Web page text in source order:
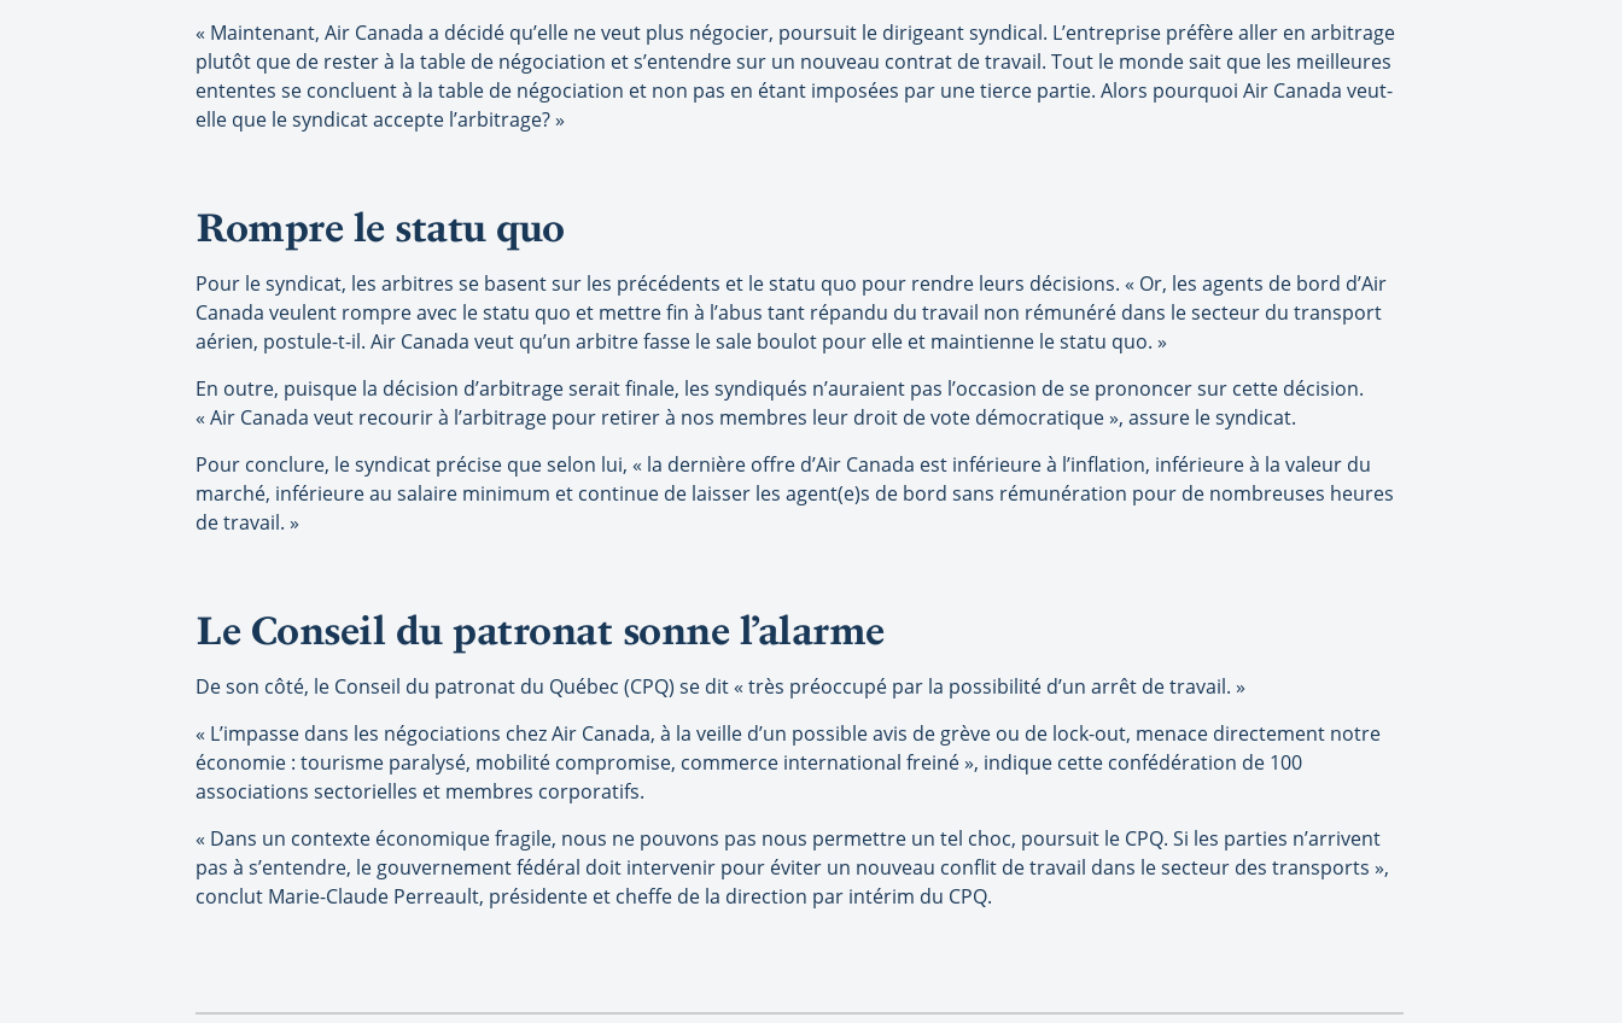
« Maintenant, Air Canada a décidé qu’elle ne veut plus négocier, poursuit le dirigeant syndical. L’entreprise préfère aller en arbitrage
plutôt que de rester à la table de négociation et s’entendre sur un nouveau contrat de travail. Tout le monde sait que les meilleures
ententes se concluent à la table de négociation et non pas en étant imposées par une tierce partie. Alors pourquoi Air Canada veut-
elle que le syndicat accepte l’arbitrage? »
Rompre le statu quo
Pour le syndicat, les arbitres se basent sur les précédents et le statu quo pour rendre leurs décisions. « Or, les agents de bord d’Air
Canada veulent rompre avec le statu quo et mettre fin à l’abus tant répandu du travail non rémunéré dans le secteur du transport
aérien, postule-t-il. Air Canada veut qu’un arbitre fasse le sale boulot pour elle et maintienne le statu quo. »
En outre, puisque la décision d’arbitrage serait finale, les syndiqués n’auraient pas l’occasion de se prononcer sur cette décision.
« Air Canada veut recourir à l’arbitrage pour retirer à nos membres leur droit de vote démocratique », assure le syndicat.
Pour conclure, le syndicat précise que selon lui, « la dernière offre d’Air Canada est inférieure à l’inflation, inférieure à la valeur du
marché, inférieure au salaire minimum et continue de laisser les agent(e)s de bord sans rémunération pour de nombreuses heures
de travail. »
Le Conseil du patronat sonne l’alarme
De son côté, le Conseil du patronat du Québec (CPQ) se dit « très préoccupé par la possibilité d’un arrêt de travail. »
« L’impasse dans les négociations chez Air Canada, à la veille d’un possible avis de grève ou de lock-out, menace directement notre
économie : tourisme paralysé, mobilité compromise, commerce international freiné », indique cette confédération de 100
associations sectorielles et membres corporatifs.
« Dans un contexte économique fragile, nous ne pouvons pas nous permettre un tel choc, poursuit le CPQ. Si les parties n’arrivent
pas à s’entendre, le gouvernement fédéral doit intervenir pour éviter un nouveau conflit de travail dans le secteur des transports »,
conclut Marie-Claude Perreault, présidente et cheffe de la direction par intérim du CPQ.